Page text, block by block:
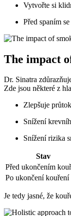
Vytvořte si
Před spaním
The impact
Dr. Sinatra
Zde jsou některé z
Zlepšuje
Snížení
Snížení rizika
Stav
Před ukončením
Po ukončení kouření
Je tedy jasné, že